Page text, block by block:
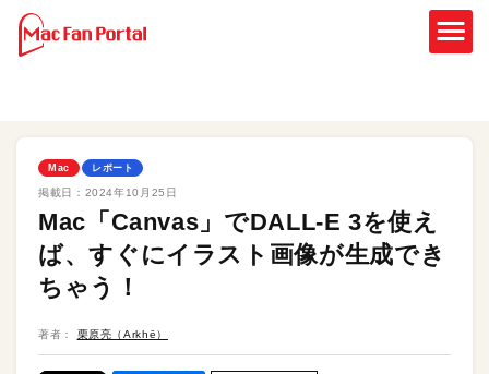
Mac レポート
掲載日： 2024年10月25日
Mac「Canvas」でDALL-E 3を使え
ば、すぐにイラスト画像が生成でき
ちゃう！
著者： 栗原亮（Arkhē）